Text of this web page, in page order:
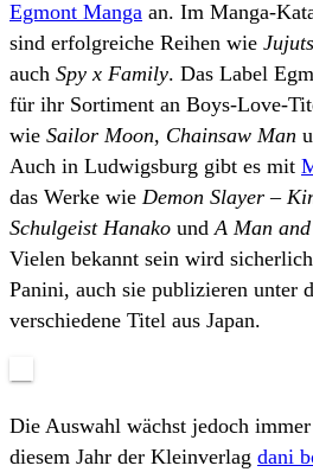
Egmont Manga an. Im Manga-
sind erfolgreiche Reihen wie
auch Spy x Family. Das Label
für ihr Sortiment an Boys-Love-
wie Sailor Moon, Chainsaw Man
Auch in Ludwigsburg gibt es mit
das Werke wie Demon Slayer –
Schulgeist Hanako und A Man
Vielen bekannt sein wird
Panini, auch sie publizieren unter
verschiedene Titel aus Japan.
Die Auswahl wächst jedoch
diesem Jahr der Kleinverlag dani